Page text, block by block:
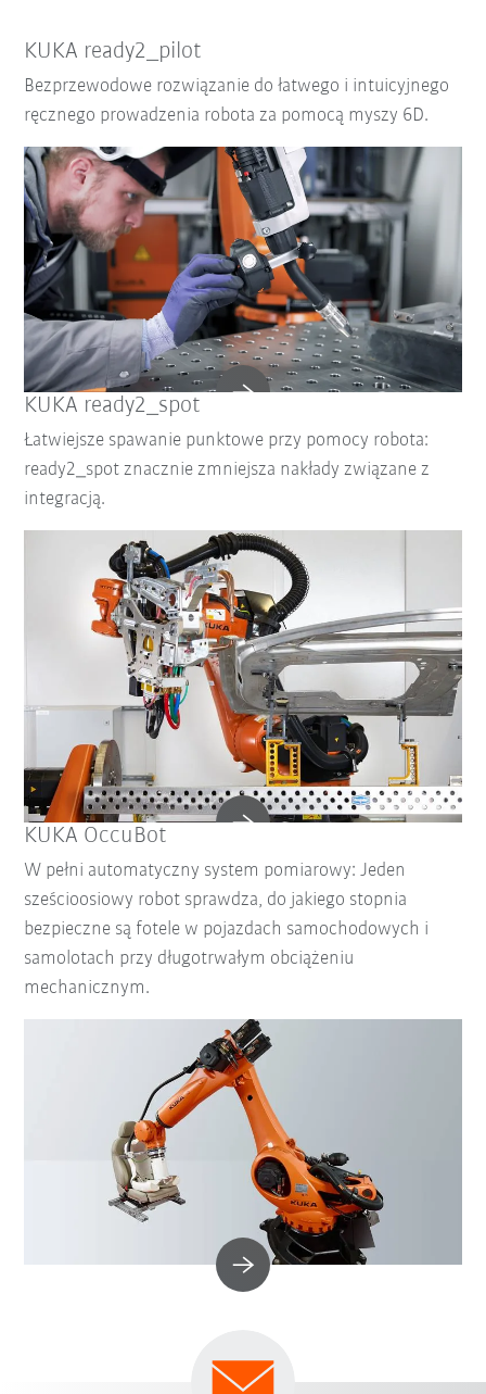
KUKA ready2_pilot
Bezprzewodowe rozwiązanie do łatwego i intuicyjnego
ręcznego prowadzenia robota za pomocą myszy 6D.
KUKA ready2_spot
Łatwiejsze spawanie punktowe przy pomocy robota:
ready2_spot znacznie zmniejsza nakłady związane z
integracją.
KUKA OccuBot
W pełni automatyczny system pomiarowy: Jeden
sześcioosiowy robot sprawdza, do jakiego stopnia
bezpieczne są fotele w pojazdach samochodowych i
samolotach przy długotrwałym obciążeniu
mechanicznym.